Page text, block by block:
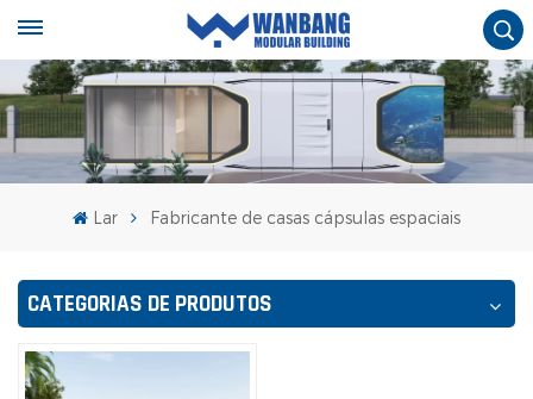
Lar Fabricante de casas cápsulas espaciais
CATEGORIAS DE PRODUTOS